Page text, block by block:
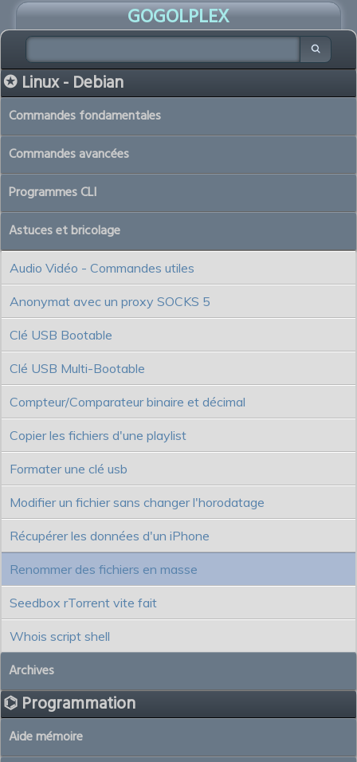
GOGOLPLEX
✪ Linux - Debian
Commandes fondamentales
Commandes avancées
Programmes CLI
Astuces et bricolage
Audio Vidéo - Commandes utiles
Anonymat avec un proxy SOCKS 5
Clé USB Bootable
Clé USB Multi-Bootable
Compteur/Comparateur binaire et décimal
Copier les fichiers d'une playlist
Formater une clé usb
Modifier un fichier sans changer l'horodatage
Récupérer les données d'un iPhone
Renommer des fichiers en masse
Seedbox rTorrent vite fait
Whois script shell
Archives
⌬ Programmation
Aide mémoire